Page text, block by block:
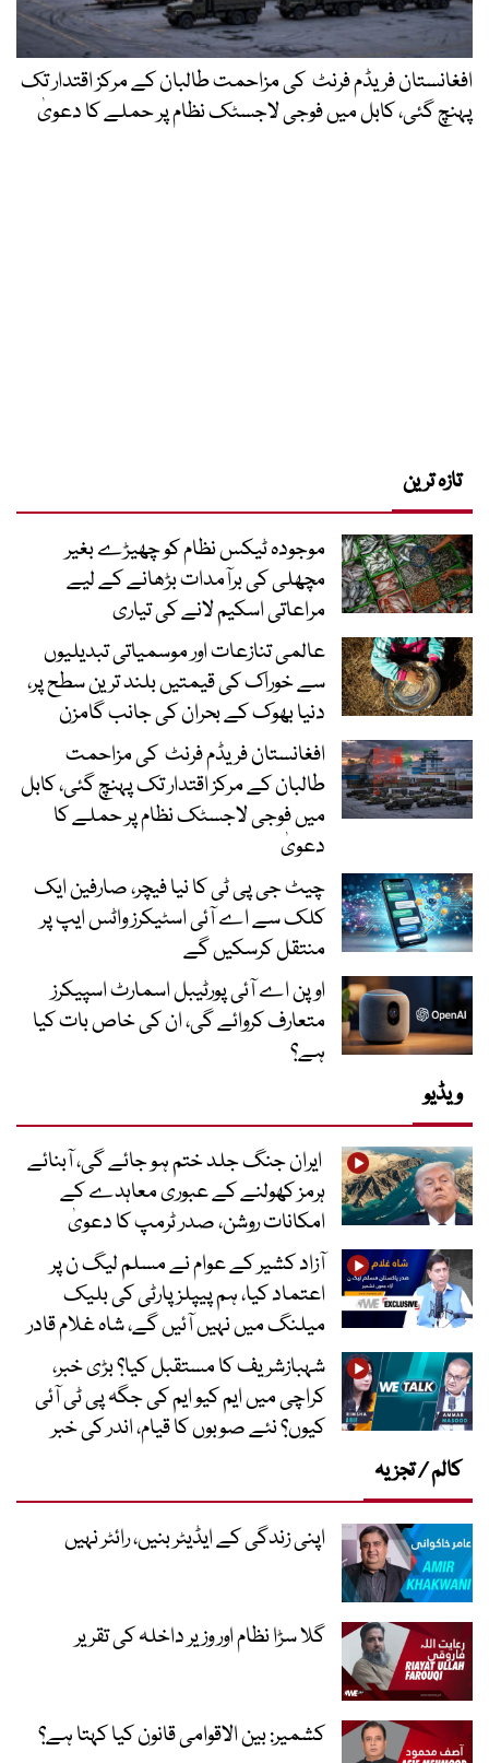
افغانستان فریڈم فرنٹ کی مزاحمت طالبان کے مرکز اقتدار تک
پہنچ گئی، کابل میں فوجی لاجسٹک نظام پر حملے کا دعویٰ
تازہ ترین
موجودہ ٹیکس نظام کو چھیڑے بغیر
مچھلی کی برآمدات بڑھانے کے لیے
مراعاتی اسکیم لانے کی تیاری
عالمی تنازعات اور موسمیاتی تبدیلیوں
سے خوراک کی قیمتیں بلند ترین سطح پر،
دنیا بھوک کے بحران کی جانب گامزن
افغانستان فریڈم فرنٹ کی مزاحمت
طالبان کے مرکز اقتدار تک پہنچ گئی، کابل
میں فوجی لاجسٹک نظام پر حملے کا
دعویٰ
چیٹ جی پی ٹی کا نیا فیچر، صارفین ایک
کلک سے اے آئی اسٹیکرز واٹس ایپ پر
منتقل کرسکیں گے
اوپن اے آئی پورٹیبل اسمارٹ اسپیکرز
متعارف کروائے گی، ان کی خاص بات کیا
ہے؟
ویڈیو
ایران جنگ جلد ختم ہو جائے گی، آبنائے
ہرمز کھولنے کے عبوری معاہدے کے
امکانات روشن، صدر ٹرمپ کا دعویٰ
آزاد کشیر کے عوام نے مسلم لیگ ن پر
اعتماد کیا، ہم پیپلز پارٹی کی بلیک
میلنگ میں نہیں آئیں گے، شاہ غلام قادر
شہبازشریف کا مستقبل کیا؟ بڑی خبر،
کراچی میں ایم کیو ایم کی جگہ پی ٹی آئی
کیوں؟ نئے صوبوں کا قیام، اندر کی خبر
کالم / تجزیہ
اپنی زندگی کے ایڈیٹر بنیں، رائٹر نہیں
گلا سڑا نظام اور وزیر داخلہ کی تقریر
کشمیر: بین الاقوامی قانون کیا کہتا ہے؟